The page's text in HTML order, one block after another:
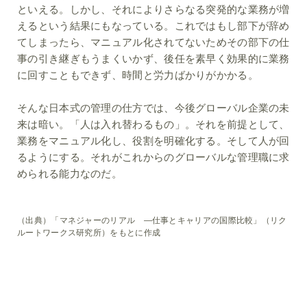
といえる。しかし、それによりさらなる突発的な業務が増
えるという結果にもなっている。これではもし部下が辞め
てしまったら、マニュアル化されてないためその部下の仕
事の引き継ぎもうまくいかず、後任を素早く効果的に業務
に回すこともできず、時間と労力ばかりがかかる。
そんな日本式の管理の仕方では、今後グローバル企業の未
来は暗い。「人は入れ替わるもの」。それを前提として、
業務をマニュアル化し、役割を明確化する。そして人が回
るようにする。それがこれからのグローバルな管理職に求
められる能力なのだ。
（出典）「マネジャーのリアル ―仕事とキャリアの国際比較」（リク
ルートワークス研究所）をもとに作成